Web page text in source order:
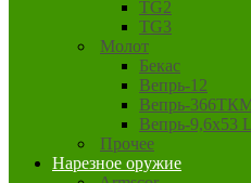
TG2
TG3
Молот
Бекас
Вепрь-12
Вепрь-
Вепрь-9,6х53
Прочее
Нарезное оружие